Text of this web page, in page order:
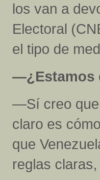
los van a
Electoral
el tipo de
—¿Estamos
—Sí creo que
claro es
que
reglas